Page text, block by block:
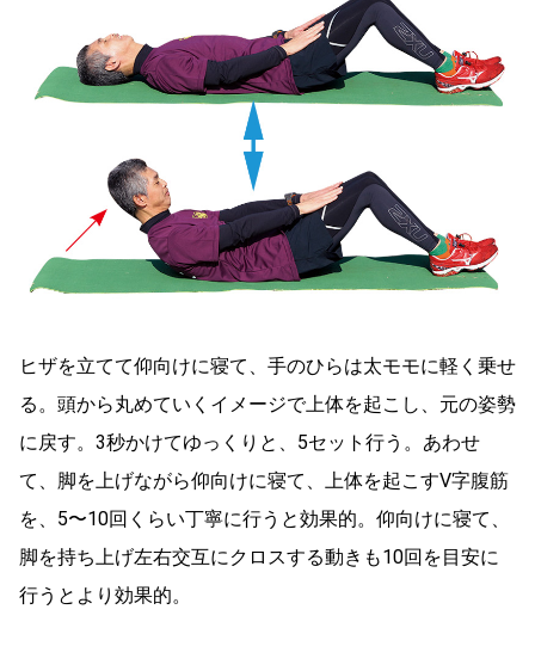
ヒザを立てて仰向けに寝て、手のひらは太モモに軽く乗せ
る。頭から丸めていくイメージで上体を起こし、元の姿勢
に戻す。3秒かけてゆっくりと、5セット行う。あわせ
て、脚を上げながら仰向けに寝て、上体を起こすV字腹筋
を、5〜10回くらい丁寧に行うと効果的。仰向けに寝て、
脚を持ち上げ左右交互にクロスする動きも10回を目安に
行うとより効果的。